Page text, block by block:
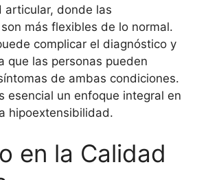
articular, donde las
más flexibles de lo normal.
complicar el diagnóstico y
que las personas pueden
de ambas condiciones.
esencial un enfoque integral en
hipoextensibilidad.
en la Calidad